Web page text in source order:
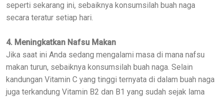
seperti sekarang ini, sebaiknya konsumsilah buah naga
secara teratur setiap hari.
4. Meningkatkan Nafsu Makan
Jika saat ini Anda sedang mengalami masa di mana nafsu
makan turun, sebaiknya konsumsilah buah naga. Selain
kandungan Vitamin C yang tinggi ternyata di dalam buah naga
juga terkandung Vitamin B2 dan B1 yang sudah sejak lama